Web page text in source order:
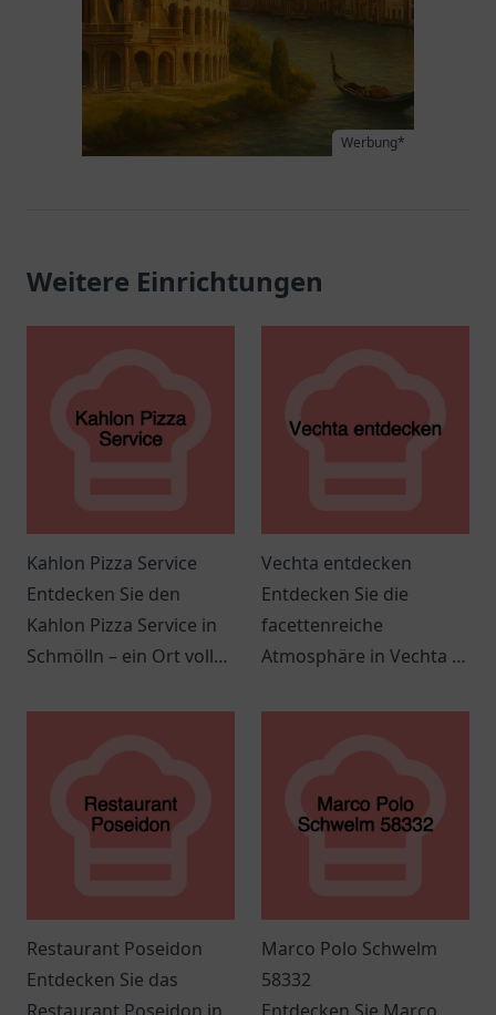
Werbung*
Weitere Einrichtungen
Kahlon Pizza Service
Entdecken Sie den
Kahlon Pizza Service in
Schmölln – ein Ort voller
Köstlichkeiten und
Vechta entdecken
Entdecken Sie die
facettenreiche
Atmosphäre in Vechta –
Veranstaltungen,
Momente.
Restaurant Poseidon
Entdecken Sie das
Marco Polo Schwelm
58332